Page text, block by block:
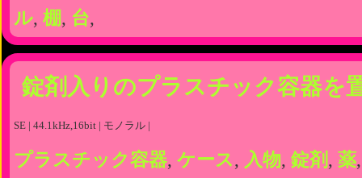
ル, 棚, 台,
錠剤入りのプラスチック容器を
SE | 44.1kHz,16bit | モノラル |
プラスチック容器, ケース, 入物, 錠剤 , 薬